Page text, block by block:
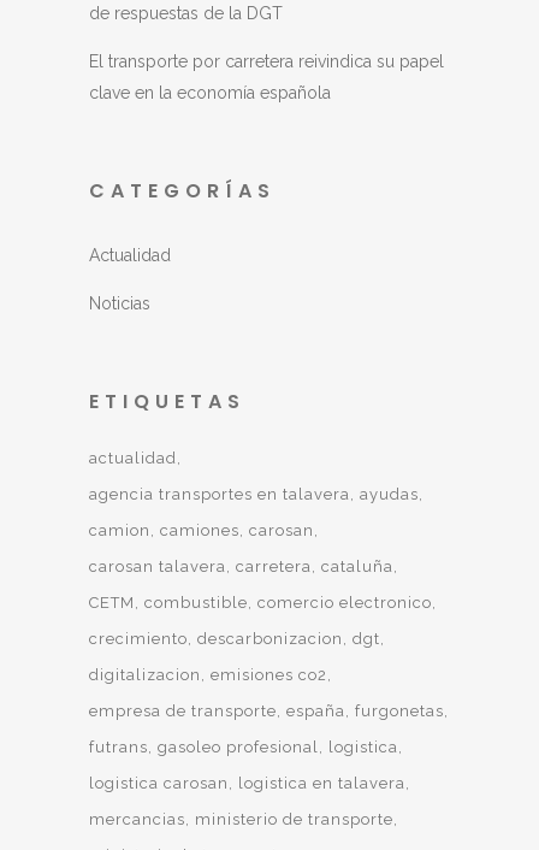
de respuestas de la DGT
El transporte por carretera reivindica su papel
clave en la economía española
CATEGORÍAS
Actualidad
Noticias
ETIQUETAS
actualidad
agencia transportes en talavera ayudas
camion
camiones carosan
carosan talavera carretera cataluña
CETM
combustible comercio electronico
crecimiento descarbonizacion
dgt
digitalizacion
emisiones co2
empresa de transporte españa furgonetas
futrans gasoleo profesional
logistica
logistica carosan
logistica en talavera
mercancias
ministerio de transporte